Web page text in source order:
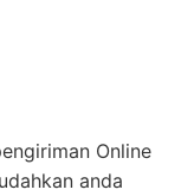
Online
anda